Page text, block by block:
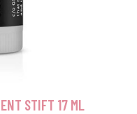
STIFT 17 ML